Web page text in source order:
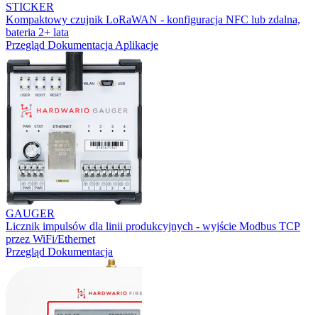
STICKER
Kompaktowy czujnik LoRaWAN - konfiguracja NFC lub zdalna,
bateria 2+ lata
Przegląd Dokumentacja Aplikacje
GAUGER
Licznik impulsów dla linii produkcyjnych - wyjście Modbus TCP
przez WiFi/Ethernet
Przegląd Dokumentacja